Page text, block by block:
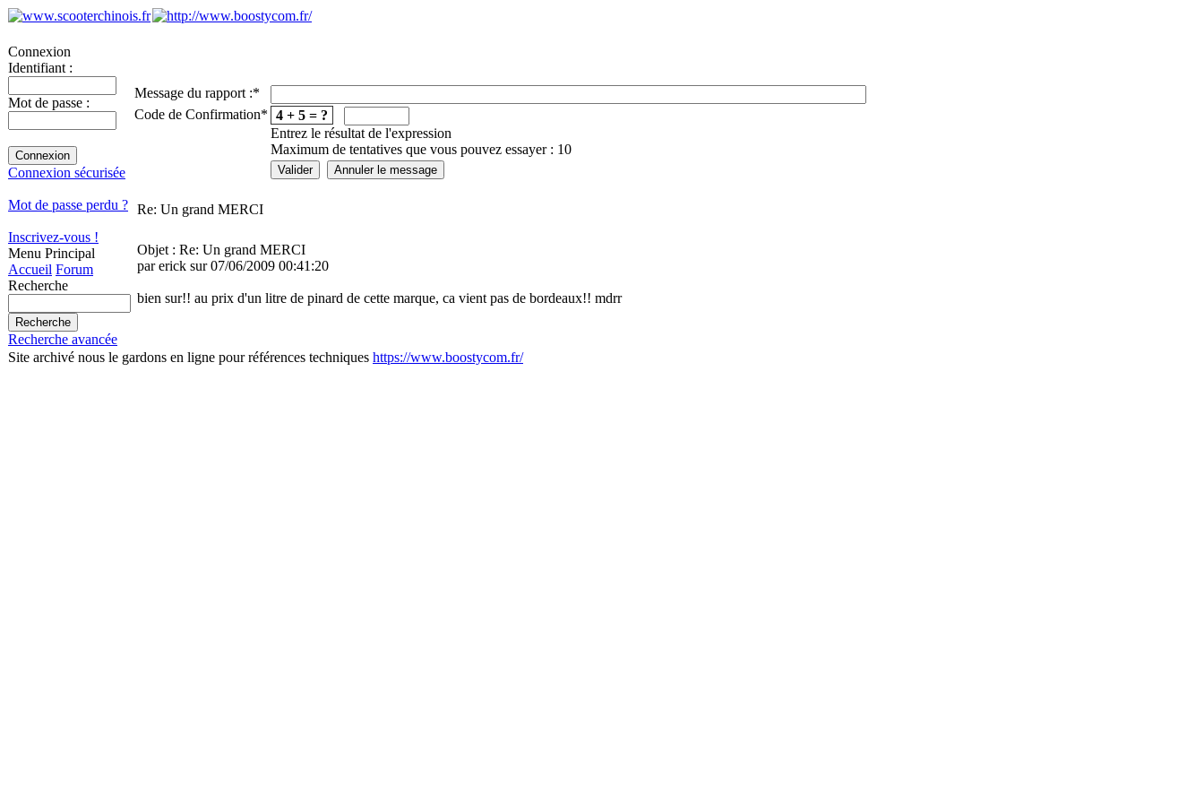
Connexion
Identifiant :
Mot de passe :
Connexion sécurisée
Mot de passe perdu ?
Inscrivez-vous !
Menu Principal
Accueil Forum
Recherche
Recherche avancée
Message du rapport :*
Code de Confirmation* 4 + 5 = ?
Entrez le résultat de l'expression
Maximum de tentatives que vous pouvez essayer : 10
Re: Un grand MERCI
Objet : Re: Un grand MERCI
par erick sur 07/06/2009 00:41:20
bien sur!! au prix d'un litre de pinard de cette marque, ca vient pas de bordeaux!! mdrr
Site archivé nous le gardons en ligne pour références techniques https://www.boostycom.fr/